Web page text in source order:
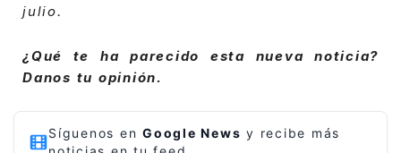
julio.
¿Qué te ha parecido esta nueva noticia?
Danos tu opinión.
Síguenos en Google News y recibe más